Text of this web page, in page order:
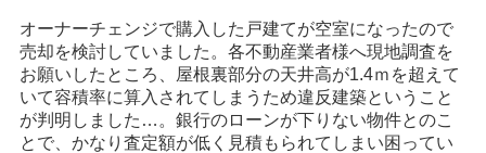
オーナーチェンジで購入した戸建てが空室になったので
売却を検討していました。各不動産業者様へ現地調査を
お願いしたところ、屋根裏部分の天井高が1.4ｍを超えて
いて容積率に算入されてしまうため違反建築ということ
が判明しました…。銀行のローンが下りない物件とのこ
とで、かなり査定額が低く見積もられてしまい困ってい